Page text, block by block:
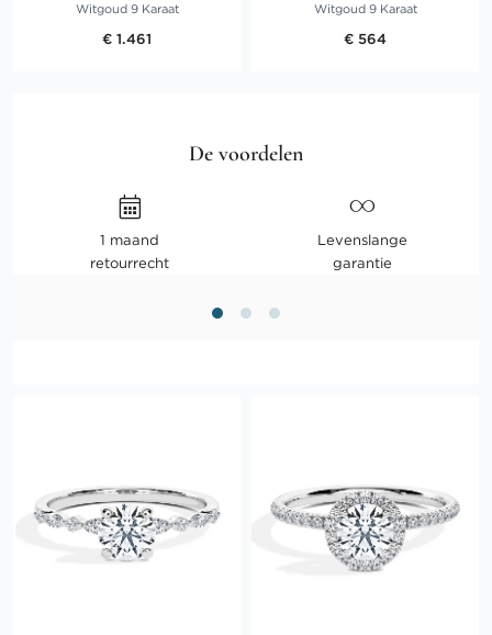
Witgoud 9 Karaat
€ 1.461
Witgoud 9 Karaat
€ 564
De voordelen
1 maand
retourrecht
Levenslange
garantie